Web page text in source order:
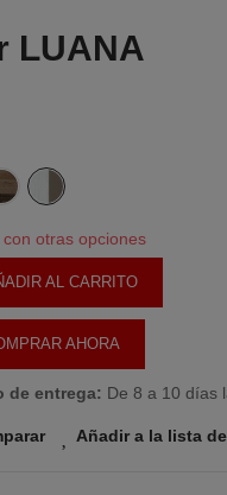
LUANA
otras opciones
AL CARRITO
AHORA
de entrega: De 8 a 10 días
Añadir a la lista